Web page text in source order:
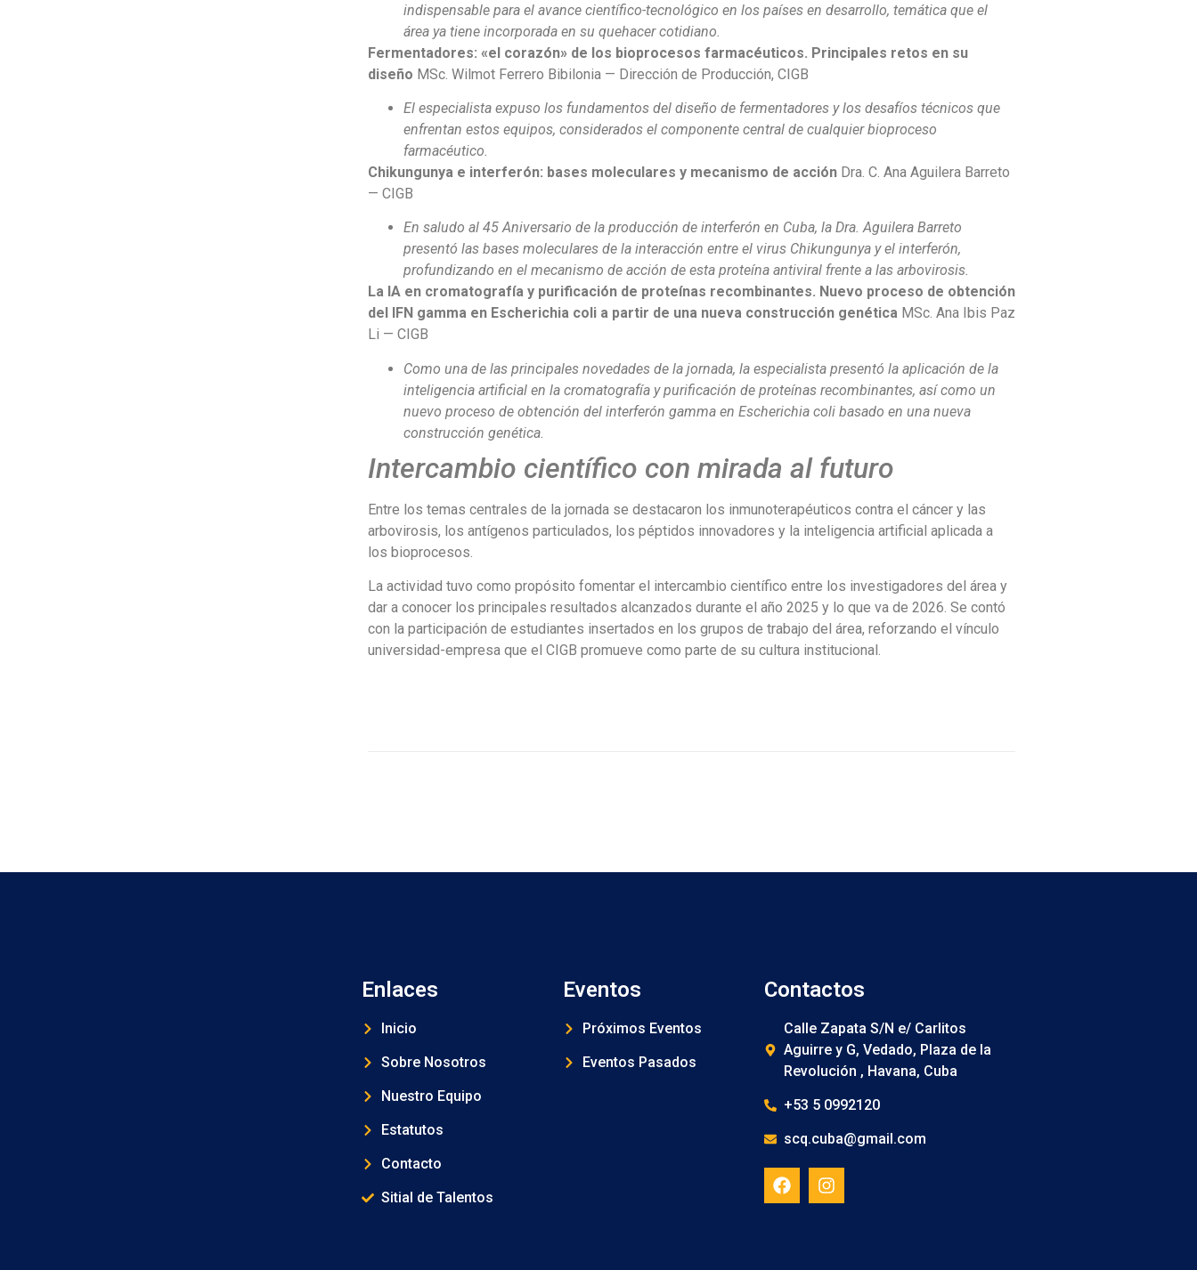
indispensable para el avance científico-tecnológico en los países en desarrollo, temática que el
área ya tiene incorporada en su quehacer cotidiano.
Fermentadores: «el corazón» de los bioprocesos farmacéuticos. Principales retos en su
diseño MSc. Wilmot Ferrero Bibilonia — Dirección de Producción, CIGB
El especialista expuso los fundamentos del diseño de fermentadores y los desafíos técnicos que
enfrentan estos equipos, considerados el componente central de cualquier bioproceso
farmacéutico.
Chikungunya e interferón: bases moleculares y mecanismo de acciónDra. C. Ana Aguilera Barreto
— CIGB
En saludo al 45 Aniversario de la producción de interferón en Cuba, la Dra. Aguilera Barreto
presentó las bases moleculares de la interacción entre el virus Chikungunya y el interferón,
profundizando en el mecanismo de acción de esta proteína antiviral frente a las arbovirosis.
La IA en cromatografía y purificación de proteínas recombinantes. Nuevo proceso de obtención
del IFN gamma en Escherichia coli a partir de una nueva construcción genéticaMSc. Ana Ibis Paz
Li — CIGB
Como una de las principales novedades de la jornada, la especialista presentó la aplicación de la
inteligencia artificial en la cromatografía y purificación de proteínas recombinantes, así como un
nuevo proceso de obtención del interferón gamma en Escherichia coli basado en una nueva
construcción genética.
Intercambio científico con mirada al futuro
Entre los temas centrales de la jornada se destacaron los inmunoterapéuticos contra el cáncer y las
arbovirosis, los antígenos particulados, los péptidos innovadores y la inteligencia artificial aplicada a
los bioprocesos.
La actividad tuvo como propósito fomentar el intercambio científico entre los investigadores del área y
dar a conocer los principales resultados alcanzados durante el año 2025 y lo que va de 2026. Se contó
con la participación de estudiantes insertados en los grupos de trabajo del área, reforzando el vínculo
universidad-empresa que el CIGB promueve como parte de su cultura institucional.
Enlaces
Inicio
Sobre Nosotros
Nuestro Equipo
Estatutos
Contacto
Sitial de Talentos
Eventos
Próximos Eventos
Eventos Pasados
Contactos
Calle Zapata S/N e/ Carlitos
Aguirre y G, Vedado, Plaza de la
Revolución , Havana, Cuba
+53 5 0992120
scq.cuba@gmail.com